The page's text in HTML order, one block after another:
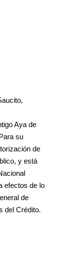
Aya de
su
de
y está
efectos de lo
de
del Crédito.